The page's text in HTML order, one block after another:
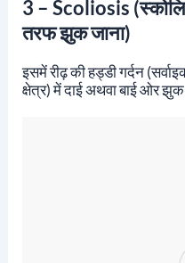
3 – Scoliosis
तरफ झुक जाना)
इसमें रीढ़ की हड्डी गर्दन
क्षेत्र) में दाई अथवा बाई ओर